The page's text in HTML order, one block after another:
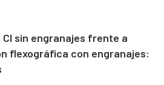
sin engranajes frente a
flexográfica con engranajes: